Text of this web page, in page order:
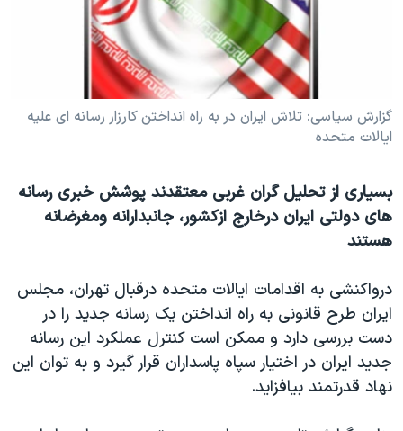
فرهنگ و زندگی
حقوق شهروندی
علم و فناوری
آرشیو پخش زنده
انتخابات ریاست جمهوری آمریکا ۲۰۲۴
حمله جمهوری اسلامی به اسرائیل
رمز مهسا
مجموعه مستندهای دادخواهی
تریبونال مردمی آبان ۹۸
چهل سال گروگان‌گیری
قانون شفافیت دارائی کادر رهبری ایران
اعتراضات مردمی آبان ۹۸
زبانهای مختلف
گزارش سیاسی: تلاش ایران در به راه انداختن کارزار رسانه ای علیه
ایالات متحده
بسیاری از تحلیل گران غربی معتقدند پوشش خبری رسانه
های دولتی ایران درخارج ازکشور، جانبدارانه ومغرضانه
هستند
درواکنشی به اقدامات ایالات متحده درقبال تهران، مجلس
ایران طرح قانونی به راه انداختن یک رسانه جدید را در
دست بررسی دارد و ممکن است کنترل عملکرد این رسانه
جدید ایران در اختیار سپاه پاسداران قرار گیرد و به توان این
نهاد قدرتمند بیافزاید.